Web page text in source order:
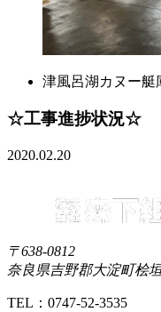
津風呂湖カヌー艇
☆工事進捗状況☆
2020.02.20
〒638-0812
奈良県吉野郡大淀町桧
TEL：0747-52-3535